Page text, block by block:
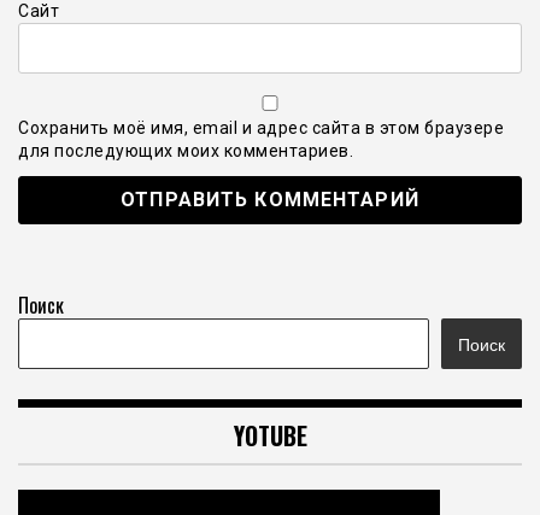
Сайт
Сохранить моё имя, email и адрес сайта в этом браузере
для последующих моих комментариев.
Поиск
Поиск
YOTUBE